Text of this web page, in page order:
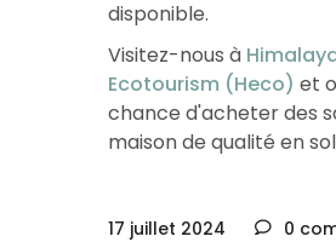
disponible.
Visitez-nous à
Ecotourism (Heco) et
chance d'acheter des
maison de qualité en
17 juillet 2024 0